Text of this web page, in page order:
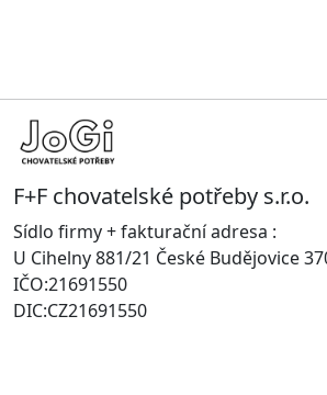
F+F chovatelské potřeby s.r.o.
Sídlo firmy + fakturační adresa :
U Cihelny 881/21 České Budějovice
IČO:21691550
DIC:CZ21691550